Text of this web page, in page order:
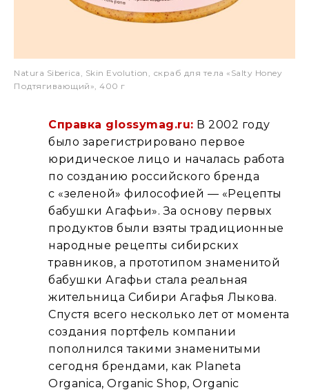
Natura Siberica, Skin Evolution, скраб для тела «Salty Honey
Подтягивающий», 400 г
Справка glossymag.ru: В 2002 году
было зарегистрировано первое
юридическое лицо и началась работа
по созданию российского бренда
с «зеленой» философией — «Рецепты
бабушки Агафьи». За основу первых
продуктов были взяты традиционные
народные рецепты сибирских
травников, а прототипом знаменитой
бабушки Агафьи стала реальная
жительница Сибири Агафья Лыкова.
Спустя всего несколько лет от момента
создания портфель компании
пополнился такими знаменитыми
сегодня брендами, как Planeta
Organica, Organic Shop, Organic